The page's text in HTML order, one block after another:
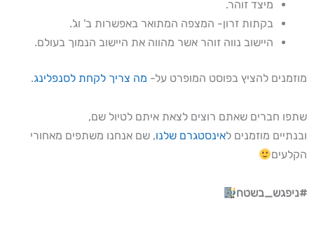
מיצד זוהר.
בקתות זרון- המצפה המתואר באפשרות ב' וג'.
היישוב נווה זוהר אשר מהווה את היישוב הנמוך בעולם.
מוזמנים להציץ בפוסט המופרט על- מה צריך לקחת לסנפלינג.
שתפו חברים שאתם רוצים לצאת איתם לטיול שם,
ובנתיים מוזמנים לאינסטגרם שלנו, שם אנחנו משתפים מאחורי
הקלעים
#ניפגש_בשטח